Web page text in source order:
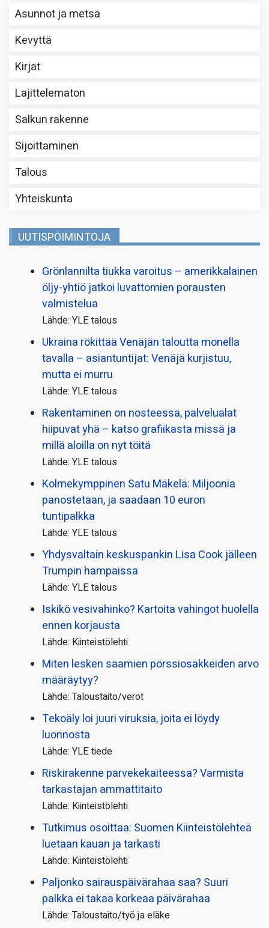
Asunnot ja metsä
Kevyttä
Kirjat
Lajittelematon
Salkun rakenne
Sijoittaminen
Talous
Yhteiskunta
UUTISPOIMINTOJA
Grönlannilta tiukka varoitus – amerikkalainen
öljy-yhtiö jatkoi luvattomien porausten
valmistelua
Lähde: YLE talous
Ukraina rökittää Venäjän taloutta monella
tavalla – asiantuntijat: Venäjä kurjistuu,
mutta ei murru
Lähde: YLE talous
Rakentaminen on nosteessa, palvelualat
hiipuvat yhä – katso grafiikasta missä ja
millä aloilla on nyt töitä
Lähde: YLE talous
Kolmekymppinen Satu Mäkelä: Miljoonia
panostetaan, ja saadaan 10 euron
tuntipalkka
Lähde: YLE talous
Yhdysvaltain keskuspankin Lisa Cook jälleen
Trumpin hampaissa
Lähde: YLE talous
Iskikö vesivahinko? Kartoita vahingot huolella
ennen korjausta
Lähde: Kiinteistölehti
Miten lesken saamien pörssi­osakkeiden arvo
määräytyy?
Lähde: Taloustaito/verot
Tekoäly loi juuri viruksia, joita ei löydy
luonnosta
Lähde: YLE tiede
Riskirakenne parvekekaiteessa? Varmista
tarkastajan ammattitaito
Lähde: Kiinteistölehti
Tutkimus osoittaa: Suomen Kiinteistölehteä
luetaan kauan ja tarkasti
Lähde: Kiinteistölehti
Paljonko sairauspäivä­rahaa saa? Suuri
palkka ei takaa korkeaa päivärahaa
Lähde: Taloustaito/työ ja eläke